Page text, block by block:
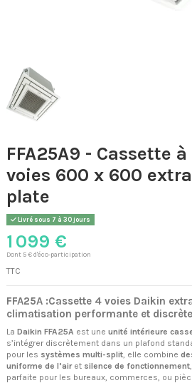
FFA25A9 - Cassette à
voies 600 x 600
plate
Livré sous 7 à 30 jours
1 099 €
Dont 5 € d'éco-participation
TTC
FFA25A :Cassette 4 voies Daikin
climatisation performante et
La Daikin FFA25A est une unité intérieure
s’intégrer discrètement dans un plafond
pour les systèmes multi-split , elle combine
uniforme de l’airet silence de fonctionnement
parfaite pour les bureaux, commerces, ou